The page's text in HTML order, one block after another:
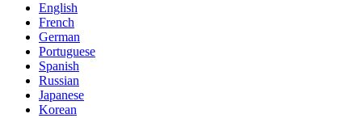
English
French
German
Portuguese
Spanish
Russian
Japanese
Korean